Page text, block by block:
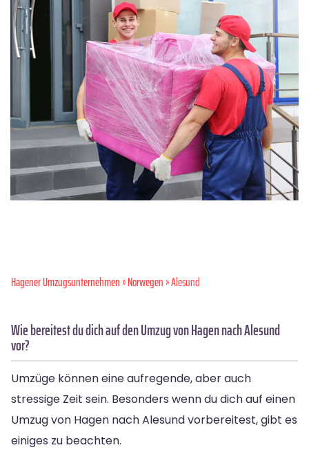
Hagener Umzugsunternehmen»Norwegen» Alesund
Wie bereitest du dich auf den Umzug von Hagen nach Alesund
vor?
Umzüge können eine aufregende, aber auch
stressige Zeit sein. Besonders wenn du dich auf einen
Umzug von Hagen nach Alesund vorbereitest, gibt es
einiges zu beachten.